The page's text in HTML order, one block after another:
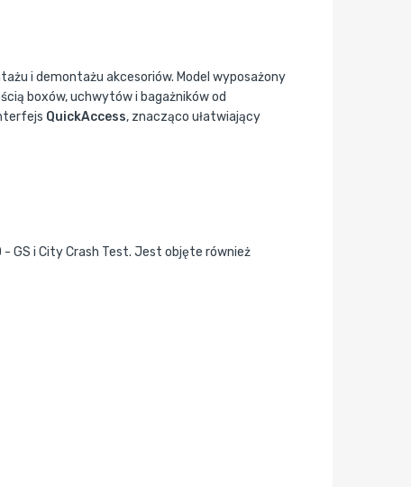
i demontażu akcesoriów. Model wyposażony
boxów, uchwytów i bagażników od
QuickAccess, znacząco ułatwiający
GS i City Crash Test. Jest objęte również